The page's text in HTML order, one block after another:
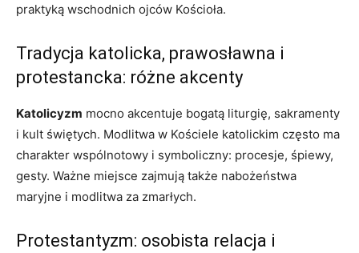
praktyką wschodnich ojców Kościoła.
Tradycja katolicka, prawosławna i
protestancka: różne akcenty
Katolicyzm mocno akcentuje bogatą liturgię, sakramenty
i kult świętych. Modlitwa w Kościele katolickim często ma
charakter wspólnotowy i symboliczny: procesje, śpiewy,
gesty. Ważne miejsce zajmują także nabożeństwa
maryjne i modlitwa za zmarłych.
Protestantyzm: osobista relacja i